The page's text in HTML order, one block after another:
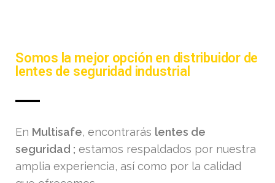
Somos la mejor opción en distribuidor de
lentes de seguridad industrial
En Multisafe, encontrarás lentes de
seguridad ; estamos respaldados por nuestra
amplia experiencia, así como por la calidad